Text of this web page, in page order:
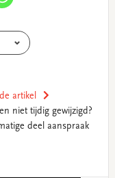
artikel
niet tijdig gewijzigd?
deel aanspraak